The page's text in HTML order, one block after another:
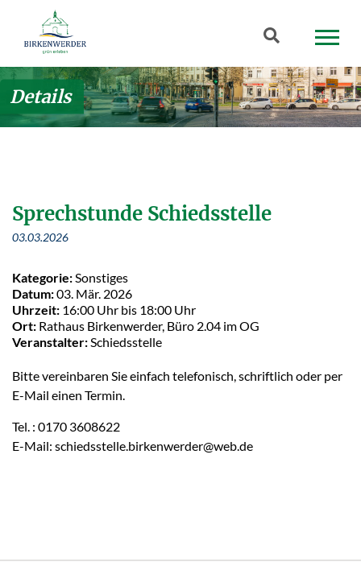
Zum Hauptinhalt springen
Suchbegriff
Details
Sprechstunde Schiedsstelle
03.03.2026
Kategorie: Sonstiges
Datum:03. Mär. 2026
Uhrzeit: 16:00 Uhr bis 18:00 Uhr
Ort: Rathaus Birkenwerder, Büro 2.04 im OG
Veranstalter: Schiedsstelle
Bitte vereinbaren Sie einfach telefonisch, schriftlich oder per
E-Mail einen Termin.
Tel. : 0170 3608622
E-Mail: schiedsstelle.birkenwerder@web.de